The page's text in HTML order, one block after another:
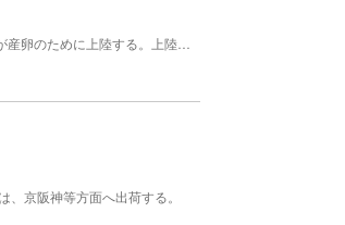
京阪神等方面へ出荷する。